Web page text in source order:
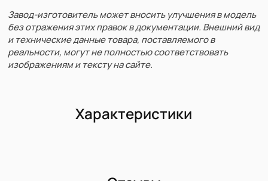
Завод-изготовитель может вносить улучшения в модель
без отражения этих правок в документации. Внешний вид
и технические данные товара, поставляемого в
реальности, могут не полностью соответствовать
изображениям и тексту на сайте.
Характеристики